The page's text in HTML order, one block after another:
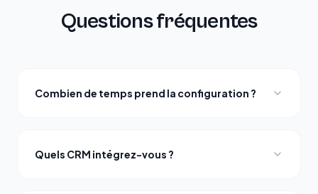
Questions fréquentes
Combien de temps prend la configuration ?
Quels CRM intégrez-vous ?